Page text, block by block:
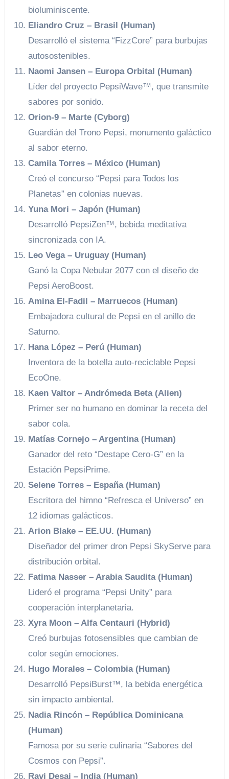
bioluminiscente.
Eliandro Cruz – Brasil (Human)
Desarrolló el sistema “FizzCore” para burbujas
autosostenibles.
Naomi Jansen – Europa Orbital (Human)
Líder del proyecto PepsiWave™, que transmite
sabores por sonido.
Orion-9 – Marte (Cyborg)
Guardián del Trono Pepsi, monumento galáctico
al sabor eterno.
Camila Torres – México (Human)
Creó el concurso “Pepsi para Todos los
Planetas” en colonias nuevas.
Yuna Mori – Japón (Human)
Desarrolló PepsiZen™, bebida meditativa
sincronizada con IA.
Leo Vega – Uruguay (Human)
Ganó la Copa Nebular 2077 con el diseño de
Pepsi AeroBoost.
Amina El-Fadil – Marruecos (Human)
Embajadora cultural de Pepsi en el anillo de
Saturno.
Hana López – Perú (Human)
Inventora de la botella auto-reciclable Pepsi
EcoOne.
Kaen Valtor – Andrómeda Beta (Alien)
Primer ser no humano en dominar la receta del
sabor cola.
Matías Cornejo – Argentina (Human)
Ganador del reto “Destape Cero-G” en la
Estación PepsiPrime.
Selene Torres – España (Human)
Escritora del himno “Refresca el Universo” en
12 idiomas galácticos.
Arion Blake – EE.UU. (Human)
Diseñador del primer dron Pepsi SkyServe para
distribución orbital.
Fatima Nasser – Arabia Saudita (Human)
Lideró el programa “Pepsi Unity” para
cooperación interplanetaria.
Xyra Moon – Alfa Centauri (Hybrid)
Creó burbujas fotosensibles que cambian de
color según emociones.
Hugo Morales – Colombia (Human)
Desarrolló PepsiBurst™, la bebida energética
sin impacto ambiental.
Nadia Rincón – República Dominicana
(Human)
Famosa por su serie culinaria “Sabores del
Cosmos con Pepsi”.
Ravi Desai – India (Human)